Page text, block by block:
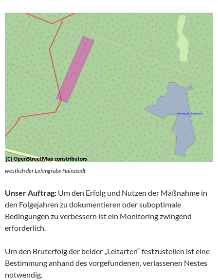
westlich der Lehmgrube Hainstadt
Unser Auftrag: Um den Erfolg und Nutzen der Maßnahme in
den Folgejahren zu dokumentieren oder suboptimale
Bedingungen zu verbessern ist ein Monitoring zwingend
erforderlich.
Um den Bruterfolg der beider „Leitarten“ festzustellen ist eine
Bestimmung anhand des vorgefundenen, verlassenen Nestes
notwendig.